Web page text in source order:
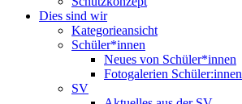
Dies sind wir
Kategorieansicht
Schüler*innen
Neues von Schüler*innen
Fotogalerien Schüler:innen
SV